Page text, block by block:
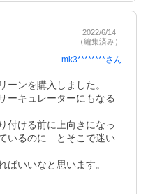
2022/6/14
（編集済み）
mk3********さん
ーンを購入しました。
ーキュレーターにもなる
付ける前に上向きになっ
いるのに…とそこで迷い
ばいいなと思います。